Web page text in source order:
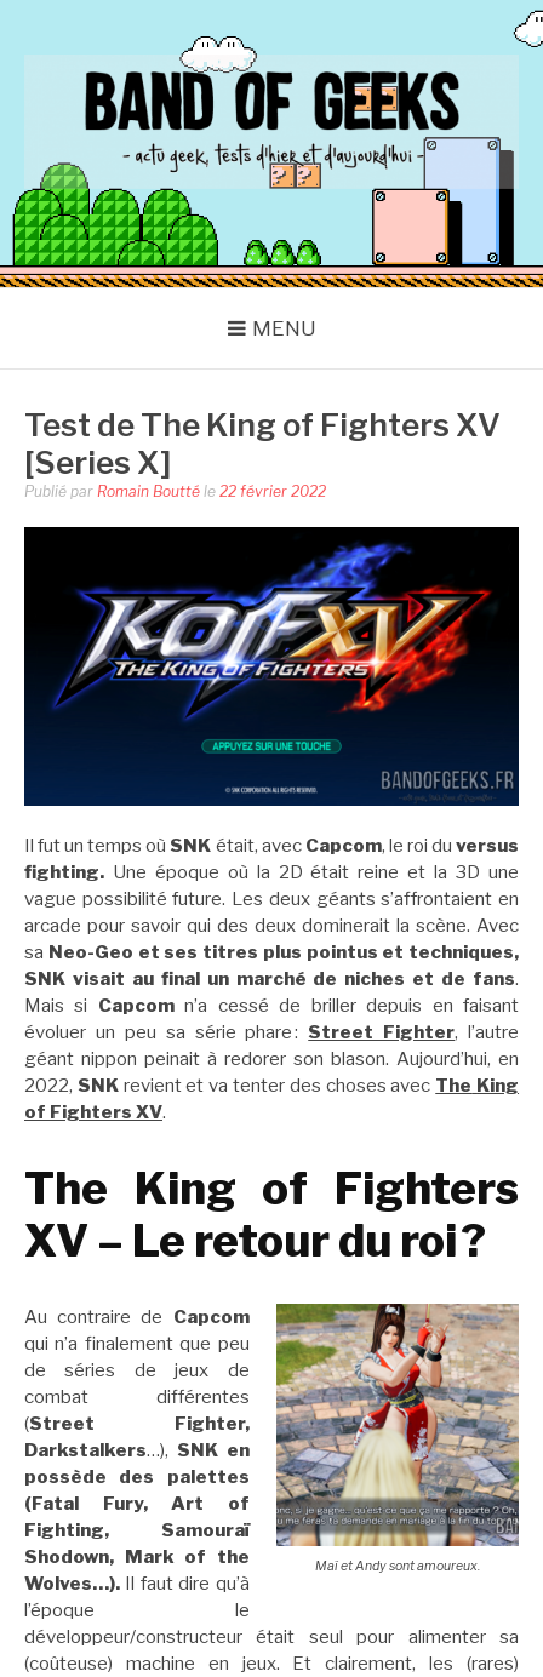
BAND OF GEEKS
Actu Geek d'hier et d'aujourd'hui
MENU
Test de The King of Fighters XV
[Series X]
Publié par Romain Boutté le 22 février 2022
Il fut un temps où SNK était, avec Capcom, le roi duversus
fighting. Une époque où la 2D était reine et la 3D une
vague possibilité future. Les deux géants s’affrontaient en
arcade pour savoir qui des deux dominerait la scène. Avec
sa Neo-Geo et ses titres plus pointus et techniques,
SNK visait au final un marché de niches et de fans.
Mais si Capcomn’a cessé de briller depuis en faisant
évoluer un peu sa série phare : Street Fighter, l’autre
géant nippon peinait à redorer son blason. Aujourd’hui, en
2022, SNK revient et va tenter des choses avec The King
of Fighters XV.
The King of Fighters
XV – Le retour du roi ?
Maï et Andy sont amoureux.
Au contraire de Capcom
qui n’a finalement que peu
de séries de jeux de
combat
différentes
(Street Fighter,
Darkstalkers…), SNK en
possède des palettes
(Fatal Fury, Art of
Fighting, Samouraï
Shodown, Mark of the
Wolves…). Il faut dire qu’à
l’époque le
développeur/constructeur était seul pour alimenter sa
(coûteuse) machine en jeux. Et clairement, les (rares)